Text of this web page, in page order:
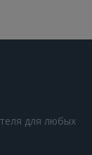
для любых